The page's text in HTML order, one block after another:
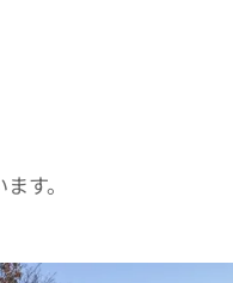
す。